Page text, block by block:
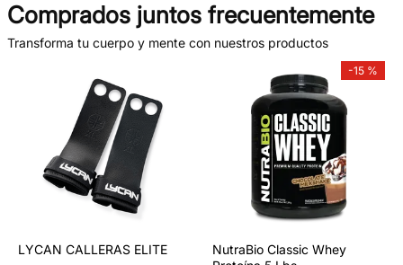
Comprados juntos frecuentemente
Transforma tu cuerpo y mente con nuestros productos
LYCAN CALLERAS ELITE
-15 %
NutraBio Classic Whey